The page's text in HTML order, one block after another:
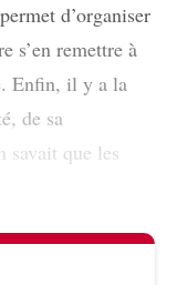
d’organiser
s’en remettre à
Enfin, il y a la
de sa
savait que les